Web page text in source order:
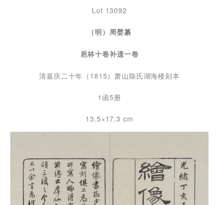
Lot 13092
（明）周婴纂
巵林十卷补遗一卷
清嘉庆二十年（1815）萧山陈氏湖海楼刻本
1函5册
13.5×17.3 cm